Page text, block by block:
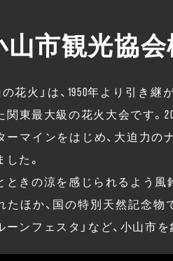
山市観光協
の花火」は、1950年より引き
関東最大級の花火大会です。
ーマインをはじめ、大迫力の
た。
きの涼を感じられるよう風
たほか、国の特別天然記念
ーンフェスタ」など、小山市